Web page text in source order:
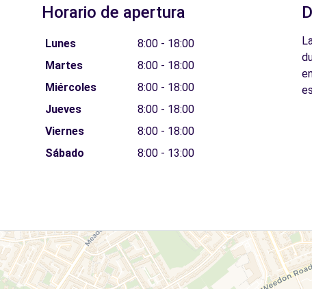
Horario de apertura
Lunes
8:00 - 18:00
Martes
8:00 - 18:00
Miércoles
8:00 - 18:00
Jueves
8:00 - 18:00
Viernes
8:00 - 18:00
Sábado
8:00 - 13:00